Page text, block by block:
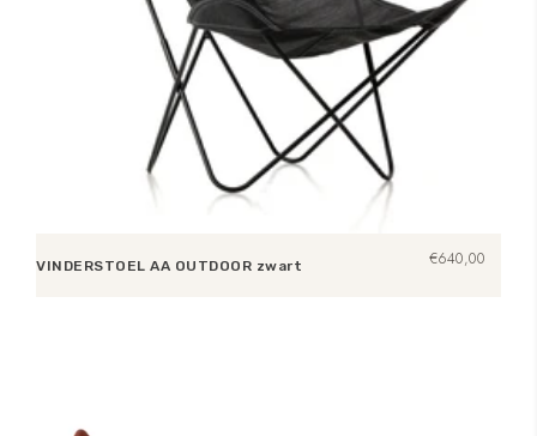
VINDERSTOEL AA OUTDOOR zwart €640,00